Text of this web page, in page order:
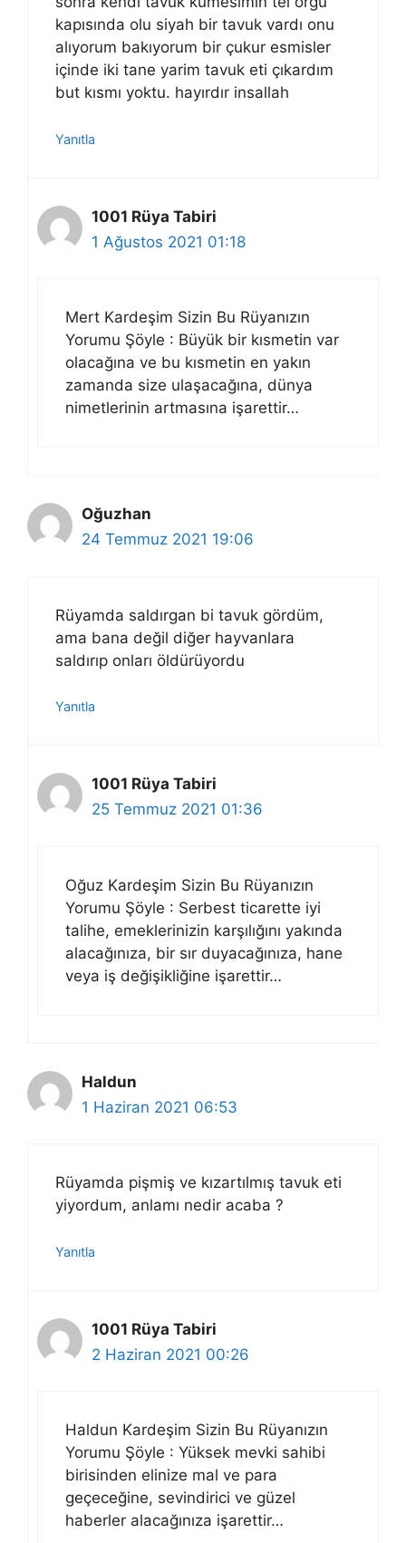
kapısında olu siyah bir tavuk vardı onu
alıyorum bakıyorum bir çukur esmisler
içinde iki tane yarim tavuk eti çıkardım
but kısmı yoktu. hayırdır insallah
Yanıtla
1001 Rüya Tabiri
1 Ağustos 2021 01:18
Mert Kardeşim Sizin Bu Rüyanızın
Yorumu Şöyle : Büyük bir kısmetin var
olacağına ve bu kısmetin en yakın
zamanda size ulaşacağına, dünya
nimetlerinin artmasına işarettir…
Oğuzhan
24 Temmuz 2021 19:06
Rüyamda saldırgan bi tavuk gördüm,
ama bana değil diğer hayvanlara
saldırıp onları öldürüyordu
Yanıtla
1001 Rüya Tabiri
25 Temmuz 2021 01:36
Oğuz Kardeşim Sizin Bu Rüyanızın
Yorumu Şöyle : Serbest ticarette iyi
talihe, emeklerinizin karşılığını yakında
alacağınıza, bir sır duyacağınıza, hane
veya iş değişikliğine işarettir…
Haldun
1 Haziran 2021 06:53
Rüyamda pişmiş ve kızartılmış tavuk eti
yiyordum, anlamı nedir acaba ?
Yanıtla
1001 Rüya Tabiri
2 Haziran 2021 00:26
Haldun Kardeşim Sizin Bu Rüyanızın
Yorumu Şöyle : Yüksek mevki sahibi
birisinden elinize mal ve para
geçeceğine, sevindirici ve güzel
haberler alacağınıza işarettir…